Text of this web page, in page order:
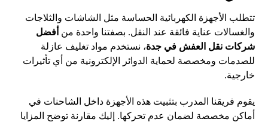
تتطلب الأجهزة الكهربائية الحساسة مثل الشاشات والثلاجات
والغسالات عناية فائقة عند النقل. بصفتنا واحدة من أفضل
شركات نقل العفش في جدة، نستخدم مواد تغليف عازلة
للصدمات ومخصصة لحماية الدوائر الإلكترونية من أي تأثيرات
خارجية.
يقوم فريقنا المدرب بتثبيت هذه الأجهزة داخل الشاحنات في
أماكن مخصصة لضمان عدم تحركها. إليك مقارنة توضح المزايا